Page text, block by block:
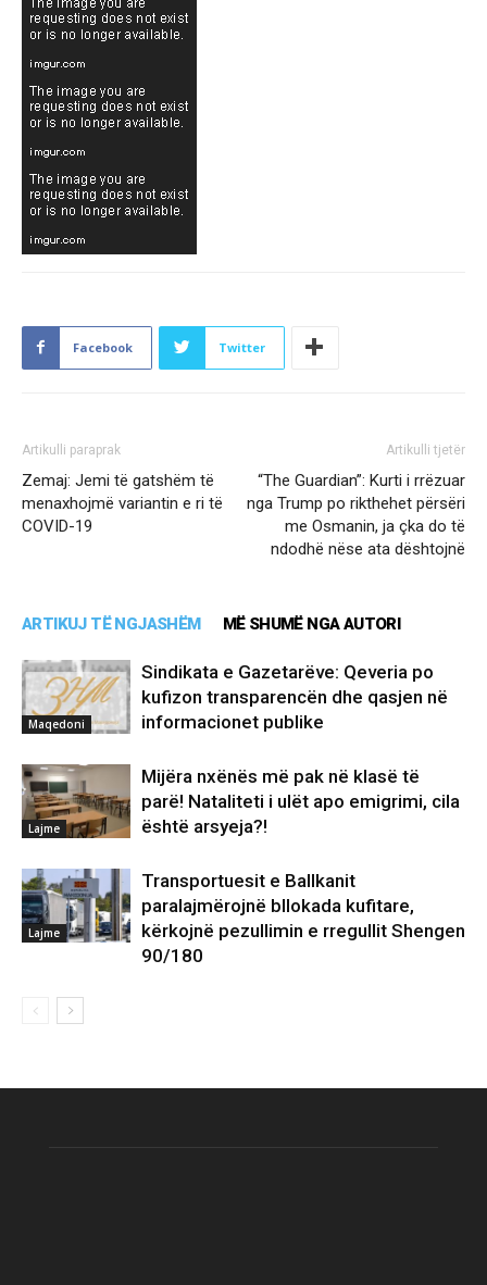
Facebook Twitter
Artikulli paraprak
Zemaj: Jemi të gatshëm të
menaxhojmë variantin e ri të
COVID-19
Artikulli tjetër
“The Guardian”: Kurti i rrëzuar
nga Trump po rikthehet përsëri
me Osmanin, ja çka do të
ndodhë nëse ata dështojnë
ARTIKUJ TË NGJASHËM MË SHUMË NGA AUTORI
Maqedoni
Sindikata e Gazetarëve: Qeveria po
kufizon transparencën dhe qasjen në
informacionet publike
Lajme
Mijëra nxënës më pak në klasë të
parë! Nataliteti i ulët apo emigrimi, cila
është arsyeja?!
Lajme
Transportuesit e Ballkanit
paralajmërojnë bllokada kufitare,
kërkojnë pezullimin e rregullit Shengen
90/180